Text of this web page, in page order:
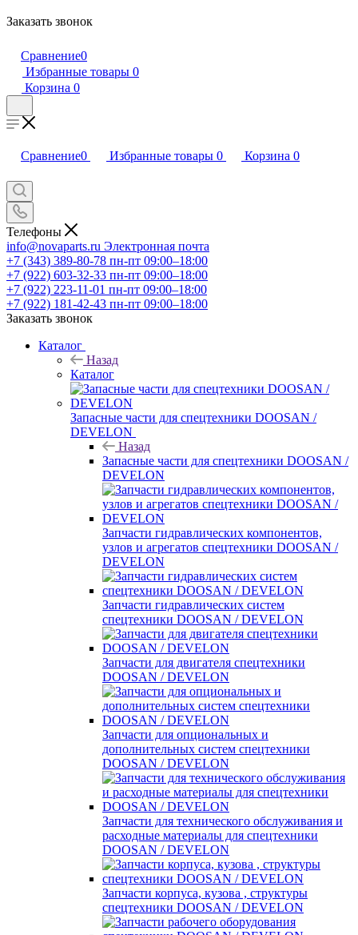
Заказать звонок
Сравнение0
Избранные товары 0
Корзина 0
Сравнение0 Избранные товары 0 Корзина 0
Телефоны
info@novaparts.ru Электронная почта
+7 (343) 389-80-78 пн-пт 09:00–18:00
+7 (922) 603-32-33 пн-пт 09:00–18:00
+7 (922) 223-11-01 пн-пт 09:00–18:00
+7 (922) 181-42-43 пн-пт 09:00–18:00
Заказать звонок
Каталог
Назад
Каталог
Запасные части для спецтехники DOOSAN /
DEVELON
Назад
Запасные части для спецтехники DOOSAN /
DEVELON
Запчасти гидравлических компонентов,
узлов и агрегатов спецтехники DOOSAN /
DEVELON
Запчасти гидравлических систем
спецтехники DOOSAN / DEVELON
Запчасти для двигателя спецтехники
DOOSAN / DEVELON
Запчасти для опциональных и
дополнительных систем спецтехники
DOOSAN / DEVELON
Запчасти для технического обслуживания и
расходные материалы для спецтехники
DOOSAN / DEVELON
Запчасти корпуса, кузова , структуры
спецтехники DOOSAN / DEVELON